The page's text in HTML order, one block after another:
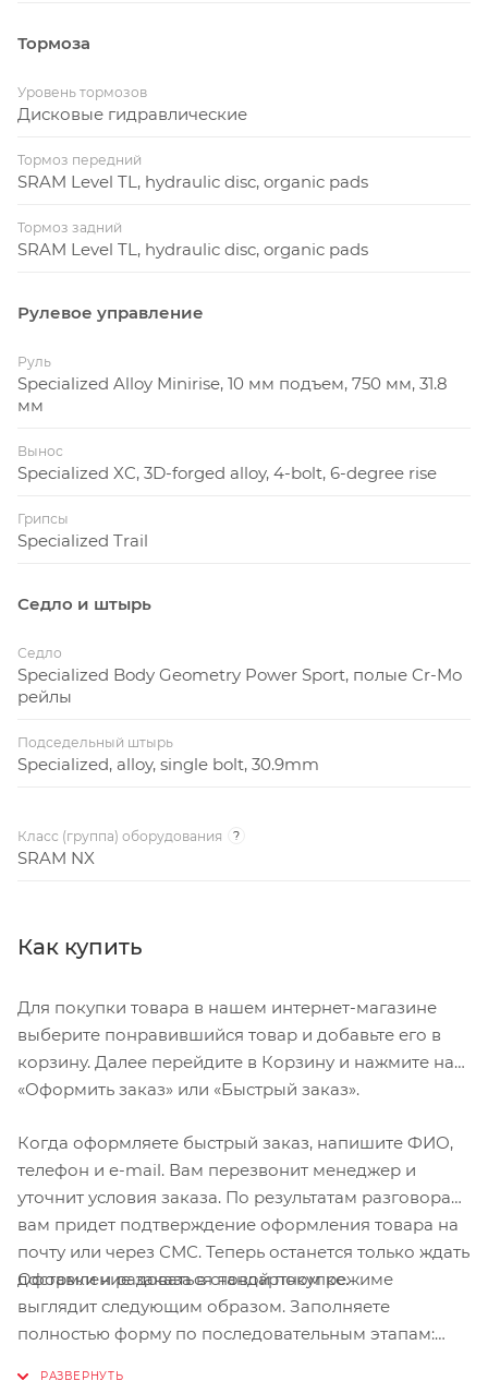
Тормоза
Уровень тормозов
Дисковые гидравлические
Тормоз передний
SRAM Level TL, hydraulic disc, organic pads
Тормоз задний
SRAM Level TL, hydraulic disc, organic pads
Рулевое управление
Руль
Specialized Alloy Minirise, 10 мм подъем, 750 мм, 31.8
мм
Вынос
Specialized XC, 3D-forged alloy, 4-bolt, 6-degree rise
Грипсы
Specialized Trail
Седло и штырь
Седло
Specialized Body Geometry Power Sport, полые Cr-Mo
рейлы
Подседельный штырь
Specialized, alloy, single bolt, 30.9mm
Класс (группа) оборудования ?
SRAM NX
Как купить
Для покупки товара в нашем интернет-магазине
выберите понравившийся товар и добавьте его в
корзину. Далее перейдите в Корзину и нажмите на
«Оформить заказ» или «Быстрый заказ».
Когда оформляете быстрый заказ, напишите ФИО,
телефон и e-mail. Вам перезвонит менеджер и
уточнит условия заказа. По результатам разговора
вам придет подтверждение оформления товара на
почту или через СМС. Теперь останется только ждать
доставки и радоваться новой покупке.
Оформление заказа в стандартном режиме
выглядит следующим образом. Заполняете
полностью форму по последовательным этапам: